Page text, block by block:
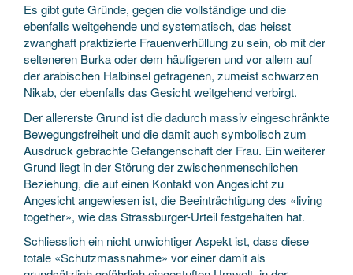
Es gibt gute Gründe, gegen die vollständige und die
ebenfalls weitgehende und systematisch, das heisst
zwanghaft praktizierte Frauenverhüllung zu sein, ob mit der
selteneren Burka oder dem häufigeren und vor allem auf
der arabischen Halbinsel getragenen, zumeist schwarzen
Nikab, der ebenfalls das Gesicht weitgehend verbirgt.
Der allererste Grund ist die dadurch massiv eingeschränkte
Bewegungsfreiheit und die damit auch symbolisch zum
Ausdruck gebrachte Gefangenschaft der Frau. Ein weiterer
Grund liegt in der Störung der zwischenmenschlichen
Beziehung, die auf einen Kontakt von Angesicht zu
Angesicht angewiesen ist, die Beeinträchtigung des «living
together», wie das Strassburger-Urteil festgehalten hat.
Schliesslich ein nicht unwichtiger Aspekt ist, dass diese
totale «Schutzmassnahme» vor einer damit als